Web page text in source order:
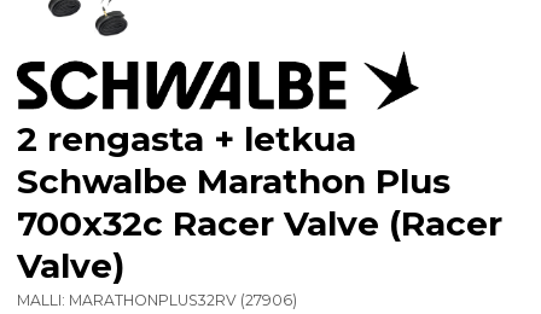
2 rengasta + letkua
Schwalbe Marathon Plus
700x32c Racer Valve (Racer
Valve)
MALLI: MARATHONPLUS32RV (27906)